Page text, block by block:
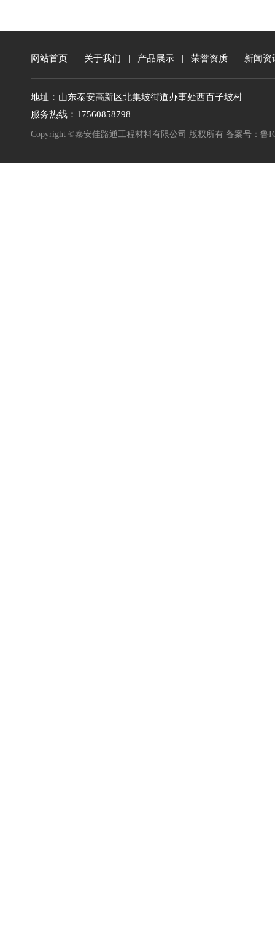
网站首页 | 关于我们 | 产品展示 | 荣誉资质 | 新闻资
地址：山东泰安高新区北集坡街道办事处西百子坡村
服务热线：17560858798
Copyright ©泰安佳路通工程材料有限公司 版权所有 备案号： 鲁